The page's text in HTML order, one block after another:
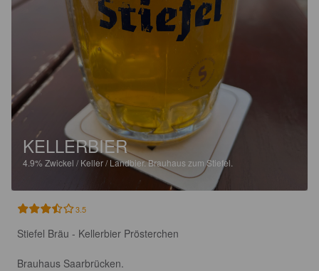
KELLERBIER
4.9% Zwickel / Keller / Landbier.Brauhaus zum Stiefel.
3.5
Stiefel Bräu - Kellerbier Prösterchen
Brauhaus Saarbrücken.